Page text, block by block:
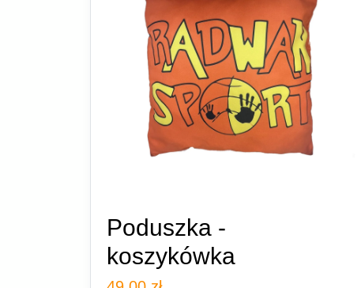
Poduszka -
koszykówka